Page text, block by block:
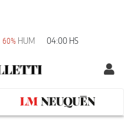
60% HUM 04:00 HS